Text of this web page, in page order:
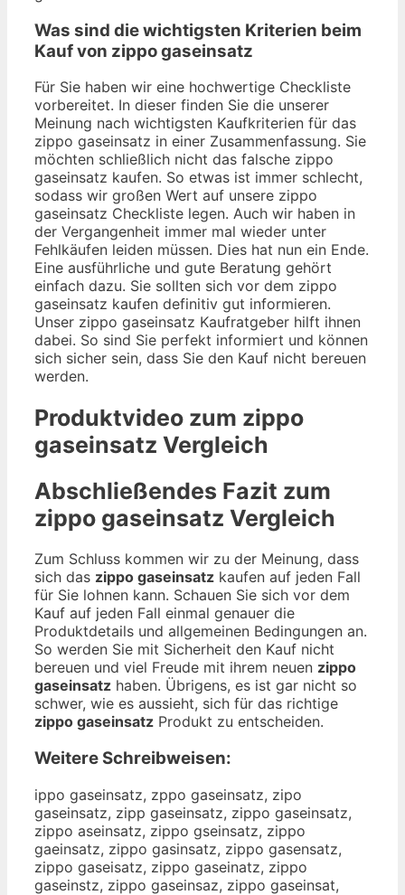
Was sind die wichtigsten Kriterien beim
Kauf von zippo gaseinsatz
Für Sie haben wir eine hochwertige Checkliste
vorbereitet. In dieser finden Sie die unserer
Meinung nach wichtigsten Kaufkriterien für das
zippo gaseinsatz in einer Zusammenfassung. Sie
möchten schließlich nicht das falsche zippo
gaseinsatz kaufen. So etwas ist immer schlecht,
sodass wir großen Wert auf unsere zippo
gaseinsatz Checkliste legen. Auch wir haben in
der Vergangenheit immer mal wieder unter
Fehlkäufen leiden müssen. Dies hat nun ein Ende.
Eine ausführliche und gute Beratung gehört
einfach dazu. Sie sollten sich vor dem zippo
gaseinsatz kaufen definitiv gut informieren.
Unser zippo gaseinsatz Kaufratgeber hilft ihnen
dabei. So sind Sie perfekt informiert und können
sich sicher sein, dass Sie den Kauf nicht bereuen
werden.
Produktvideo zum zippo
gaseinsatz Vergleich
Abschließendes Fazit zum
zippo gaseinsatz Vergleich
Zum Schluss kommen wir zu der Meinung, dass
sich das zippo gaseinsatz kaufen auf jeden Fall
für Sie lohnen kann. Schauen Sie sich vor dem
Kauf auf jeden Fall einmal genauer die
Produktdetails und allgemeinen Bedingungen an.
So werden Sie mit Sicherheit den Kauf nicht
bereuen und viel Freude mit ihrem neuen zippo
gaseinsatz haben. Übrigens, es ist gar nicht so
schwer, wie es aussieht, sich für das richtige
zippo gaseinsatz Produkt zu entscheiden.
Weitere Schreibweisen:
ippo gaseinsatz, zppo gaseinsatz, zipo
gaseinsatz, zipp gaseinsatz, zippo gaseinsatz,
zippo aseinsatz, zippo gseinsatz, zippo
gaeinsatz, zippo gasinsatz, zippo gasensatz,
zippo gaseisatz, zippo gaseinatz, zippo
gaseinstz, zippo gaseinsaz, zippo gaseinsat,